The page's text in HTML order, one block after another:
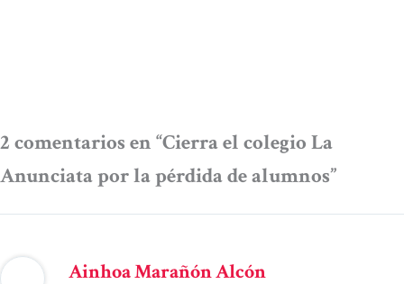
2 comentarios en “Cierra el colegio La
Anunciata por la pérdida de alumnos”
Ainhoa Marañón Alcón